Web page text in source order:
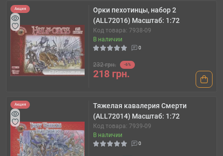
Акция
Орки пехотинцы, набор 2
(ALL72016) Масштаб: 1:72
Код товара: 7938-09
В наличии
0
232 грн. -6%
218 грн.
Акция
Тяжелая кавалерия Смерти
(ALL72014) Масштаб: 1:72
Код товара: 7939-09
В наличии
0